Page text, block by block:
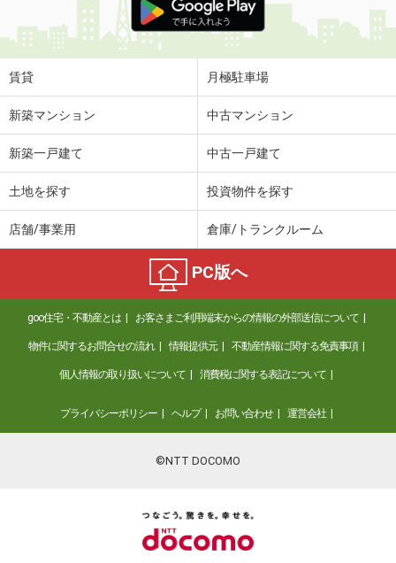
賃貸 月極駐車場
新築マンション 中古マンション
新築一戸建て 中古一戸建て
土地を探す 投資物件を探す
店舗/事業用 倉庫/トランクルーム
PC版へ
goo住宅・不動産とは お客さまご利用端末からの情報の外部送信について
物件に関するお問合せの流れ 情報提供元 不動産情報に関する免責事項
個人情報の取り扱いについて 消費税に関する表記について
プライバシーポリシー ヘルプ お問い合わせ 運営会社
©NTT DOCOMO